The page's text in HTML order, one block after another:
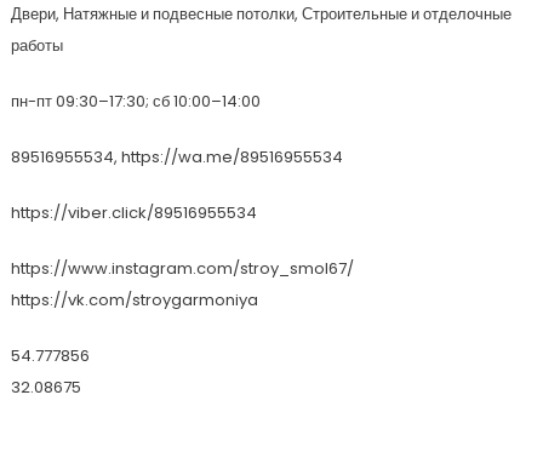
Двери, Натяжные и подвесные потолки, Строительные и отделочные
работы
пн-пт 09:30–17:30; сб 10:00–14:00
89516955534, https://wa.me/89516955534
https://viber.click/89516955534
https://www.instagram.com/stroy_smol67/
https://vk.com/stroygarmoniya
54.777856
32.08675